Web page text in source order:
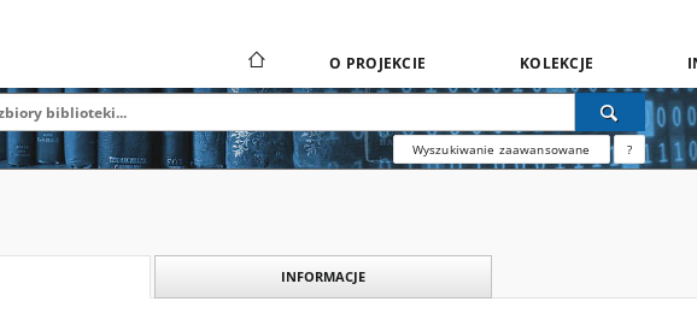
O PROJEKCIE KOLEKCJE
Wyszukiwanie zaawansowane ?
INFORMACJE